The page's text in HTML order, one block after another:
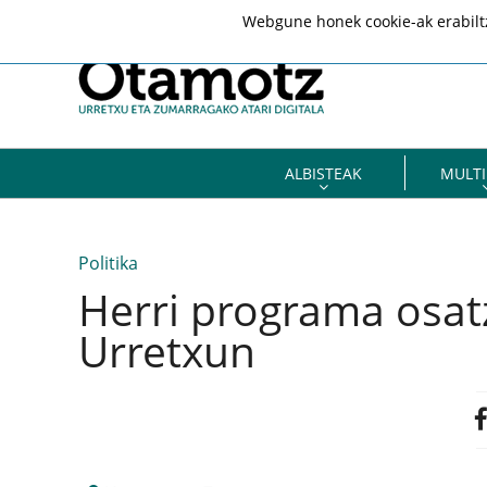
ALBISTEAK
Politika
Herri programa
Urretxun
Webgune honek cookie-ak